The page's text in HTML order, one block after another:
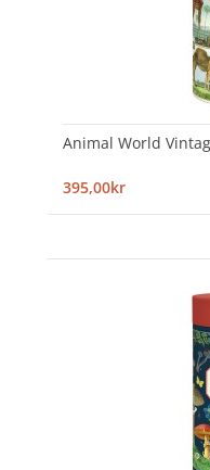
Animal World
395,00kr